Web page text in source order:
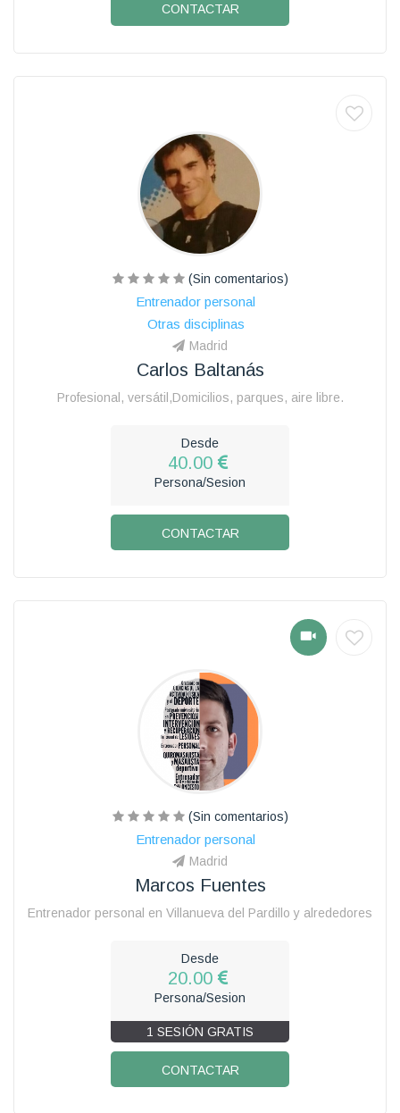
CONTACTAR
(Sin comentarios)
Entrenador personal
Otras disciplinas
Madrid
Carlos Baltanás
Profesional, versátil,Domicilios, parques, aire libre.
Desde
40.00
Persona/Sesion
CONTACTAR
(Sin comentarios)
Entrenador personal
Madrid
Marcos Fuentes
Entrenador personal en Villanueva del Pardillo y alrededores
Desde
20.00
Persona/Sesion
1 SESIÓN GRATIS
CONTACTAR